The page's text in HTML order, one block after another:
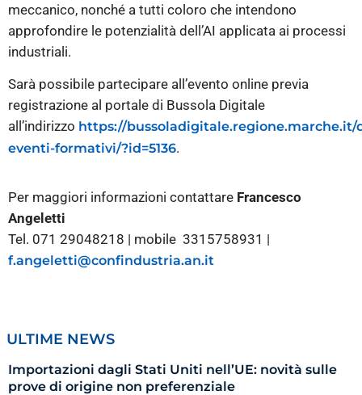
meccanico, nonché a tutti coloro che intendono
approfondire le potenzialità dell’AI applicata ai processi
industriali.
Sarà possibile partecipare all’evento online previa
registrazione al portale di Bussola Digitale
all’indirizzo https://
eventi-formativi/?id=5136.
Per maggiori informazioni contattare Francesco
Angeletti
Tel. 071 29048218 | mobile 3315758931 |
f.angeletti@confindustria.an.it
ULTIME NEWS
Importazioni dagli Stati Uniti nell’UE: novità sulle
prove di origine non preferenziale